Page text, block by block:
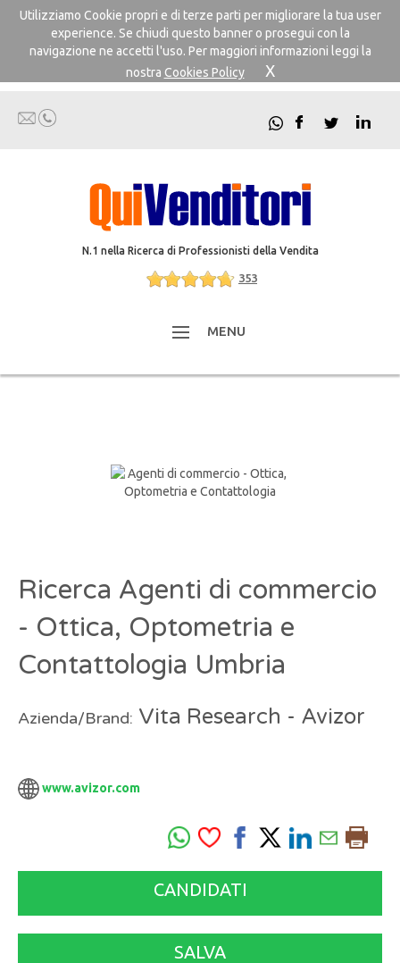
Utilizziamo Cookie propri e di terze parti per migliorare la tua user
experience. Se chiudi questo banner o prosegui con la
navigazione ne accetti l'uso. Per maggiori informazioni leggi la
nostra Cookies Policy X
N.1 nella Ricerca di Professionisti della Vendita
353
MENU
Ricerca Agenti di commercio
- Ottica, Optometria e
Contattologia Umbria
Azienda/Brand: Vita Research - Avizor
www.avizor.com
CANDIDATI
SALVA